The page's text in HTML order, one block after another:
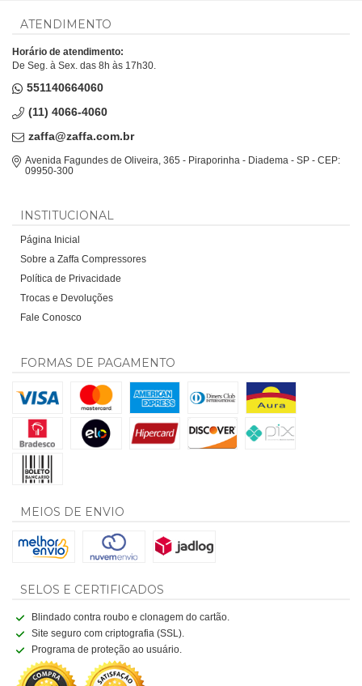
ATENDIMENTO
Horário de atendimento:
De Seg. à Sex. das 8h às 17h30.
551140664060
(11) 4066-4060
zaffa@zaffa.com.br
Avenida Fagundes de Oliveira, 365 - Piraporinha - Diadema - SP - CEP:
09950-300
INSTITUCIONAL
Página Inicial
Sobre a Zaffa Compressores
Política de Privacidade
Trocas e Devoluções
Fale Conosco
FORMAS DE PAGAMENTO
MEIOS DE ENVIO
SELOS E CERTIFICADOS
Blindado contra roubo e clonagem do cartão.
Site seguro com criptografia (SSL).
Programa de proteção ao usuário.